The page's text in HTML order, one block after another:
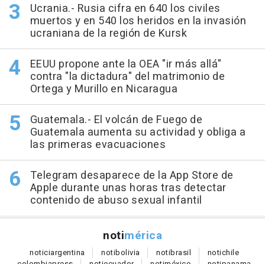
Ucrania.- Rusia cifra en 640 los civiles
muertos y en 540 los heridos en la invasión
ucraniana de la región de Kursk
EEUU propone ante la OEA "ir más allá"
contra "la dictadura" del matrimonio de
Ortega y Murillo en Nicaragua
Guatemala.- El volcán de Fuego de
Guatemala aumenta su actividad y obliga a
las primeras evacuaciones
Telegram desaparece de la App Store de
Apple durante unas horas tras detectar
contenido de abuso sexual infantil
notimérica
noticiargentina notibolivia notibrasil notichile